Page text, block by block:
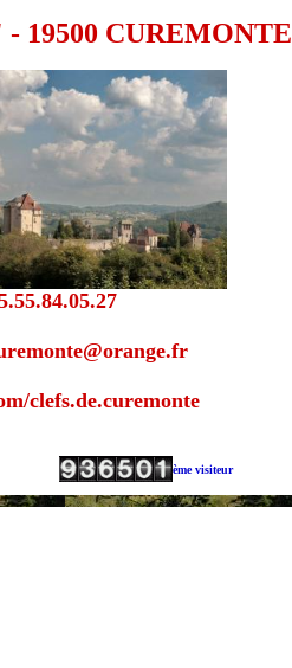
19500 CUREMONTE
clefs.de.curemonte
ème visiteur